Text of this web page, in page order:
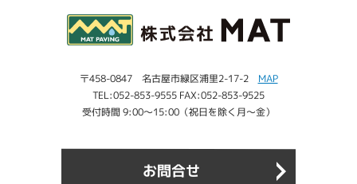
〒458-0847 名古屋市緑区浦里2-17-2 MAP
TEL:052-853-9555 FAX:052-853-9525
受付時間 9:00～15:00（祝日を除く月～金）
お問合せ